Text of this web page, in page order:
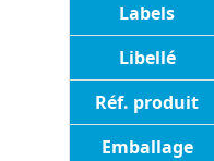
Labels
Libellé
Réf. produit
Emballage